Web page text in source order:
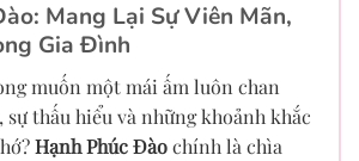
Mang Lại Sự Viên Mãn,
Gia Đình
muốn một mái ấm luôn chan
thấu hiểu và những khoảnh khắc
Hạnh Phúc Đàochính là chìa